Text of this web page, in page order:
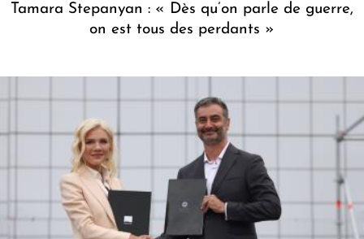
Tamara Stepanyan : « Dès qu’on parle de guerre,
on est tous des perdants »